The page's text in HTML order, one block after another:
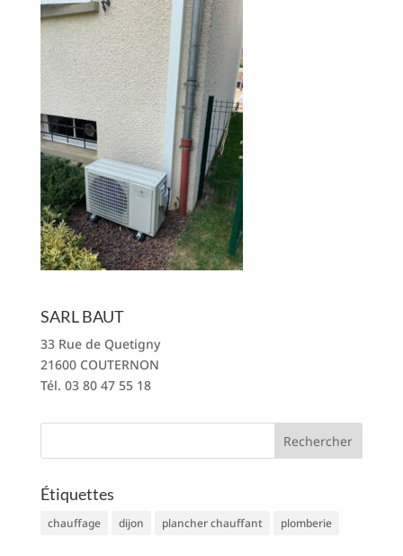
SARL BAUT
33 Rue de Quetigny
21600 COUTERNON
Tél. 03 80 47 55 18
Étiquettes
chauffage dijon plancher chauffant plomberie